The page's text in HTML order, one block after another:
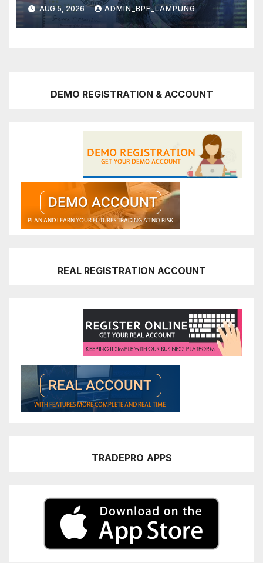
AUG 5, 2026 ADMIN_BPF_LAMPUNG
DEMO REGISTRATION & ACCOUNT
REAL REGISTRATION ACCOUNT
TRADEPRO APPS